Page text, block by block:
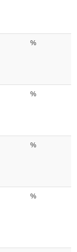
%
%
%
%